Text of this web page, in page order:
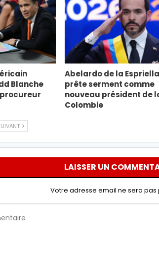
Blanche
Abelardo de la Espriella
prête serment comme
nouveau président de
Colombie
LAISSER UN
Votre adresse email ne sera pas